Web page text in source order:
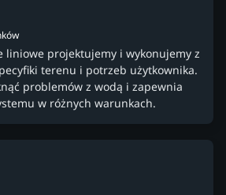
liniowe projektujemy i wykonujemy z
terenu i potrzeb użytkownika.
problemów z wodą i zapewnia
w różnych warunkach.